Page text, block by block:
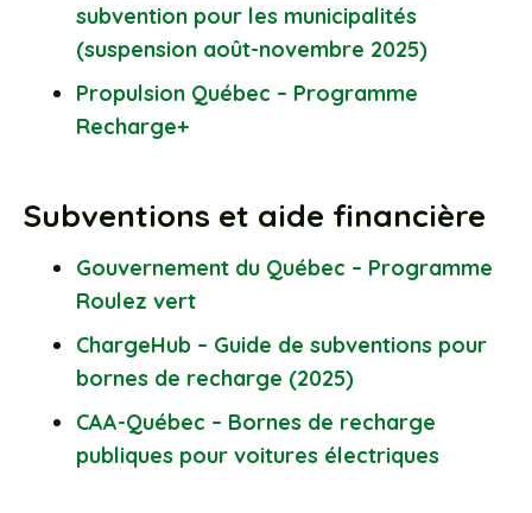
subvention pour les municipalités
(suspension août-novembre 2025)
Propulsion Québec – Programme
Recharge+
Subventions et aide financière
Gouvernement du Québec – Programme
Roulez vert
ChargeHub – Guide de subventions pour
bornes de recharge (2025)
CAA-Québec – Bornes de recharge
publiques pour voitures électriques